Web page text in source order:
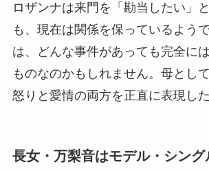
ロザンナは来門を「勘当したい」
も、現在は関係を保っているよう
は、どんな事件があっても完全に
ものなのかもしれません。母とし
怒りと愛情の両方を正直に表現し
長女・万梨音はモデル・シング